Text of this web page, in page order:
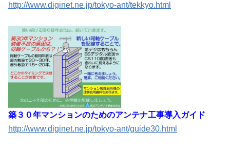
http://www.diginet.ne.jp/tokyo-ant/tekkyo.html
築３０年マンションのためのアンテナ工事導入ガイド
http://www.diginet.ne.jp/tokyo-ant/guide30.html